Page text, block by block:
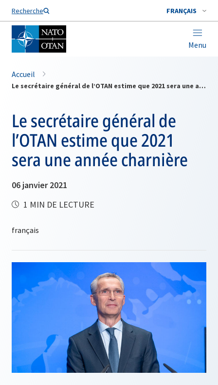
Recherche FRANÇAIS
Menu
Nom de famille*
Accueil
Le secrétaire général de l’OTAN estime que 2021 sera une année charnière
Le secrétaire général de
l’OTAN estime que 2021
sera une année charnière
06 janvier 2021
1 MIN DE LECTURE